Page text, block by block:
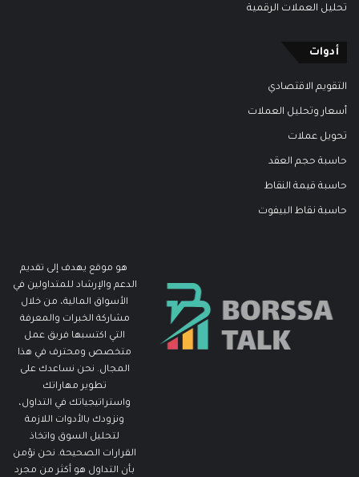
تحليل العملات الرقمية
أدوات
التقويم الاقتصادي
أسعار وتحليل العملات
تحويل عملات
حاسبة حجم العقد
حاسبة قيمة النقاط
حاسبة نقاط البيفوت
هو موقع يهدف إلى تقديم
الدعم والإرشاد للمتداولين في
الأسواق المالية، من خلال
مشاركة الخبرات والمعرفة
التي اكتسبها فريق عمل
متخصص ومحترف في هذا
المجال. نحن نساعدك على
تطوير مهاراتك
واستراتيجياتك في التداول،
ونزودك بالأدوات اللازمة
لتحليل السوق واتخاذ
القرارات الصحيحة. نحن نؤمن
بأن التداول هو أكثر من مجرد